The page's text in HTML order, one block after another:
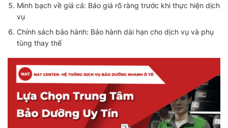
Minh bạch về giá cả: Báo giá rõ ràng trước khi thực hiện dịch
vụ
Chính sách bảo hành: Bảo hành dài hạn cho dịch vụ và phụ
tùng thay thế